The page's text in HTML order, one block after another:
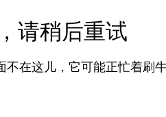
请稍后重试
不在这儿，它可能正忙着刷